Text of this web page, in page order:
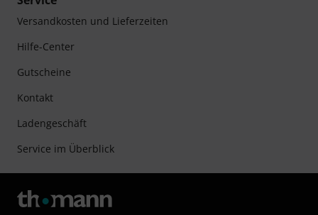
Versandkosten und Lieferzeiten
Hilfe-Center
Gutscheine
Kontakt
Ladengeschäft
Service im Überblick